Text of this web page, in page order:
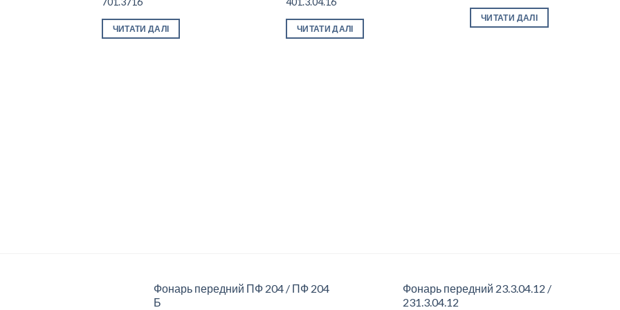
ЧИТАТИ ДАЛІ ЧИТАТИ ДАЛІ
ЧИТАТИ ДАЛІ
Фонарь передний ПФ 204 / ПФ 204
Б
Фонарь передний 23.3.04.12 /
231.3.04.12